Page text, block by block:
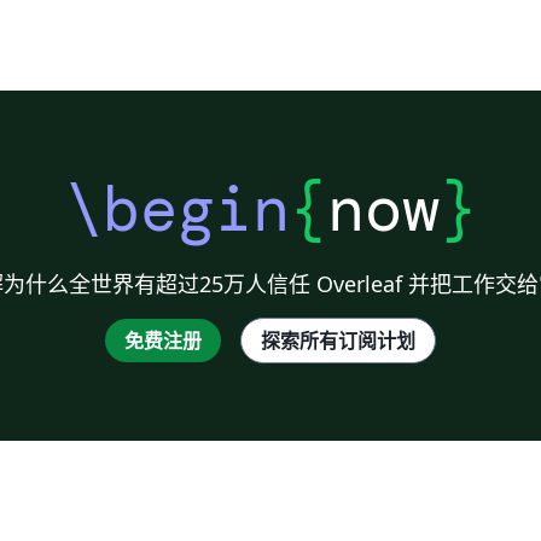
\begin{now}
什么全世界有超过25万人信任 Overleaf 并把工作交
免费注册 探索所有订阅计划